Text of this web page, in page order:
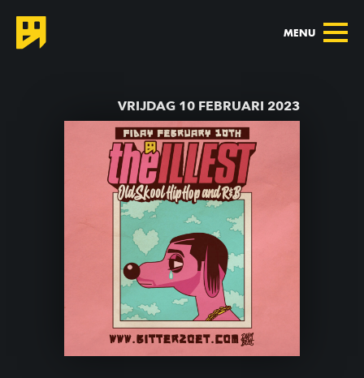
MENU
VRIJDAG 10 FEBRUARI 2023